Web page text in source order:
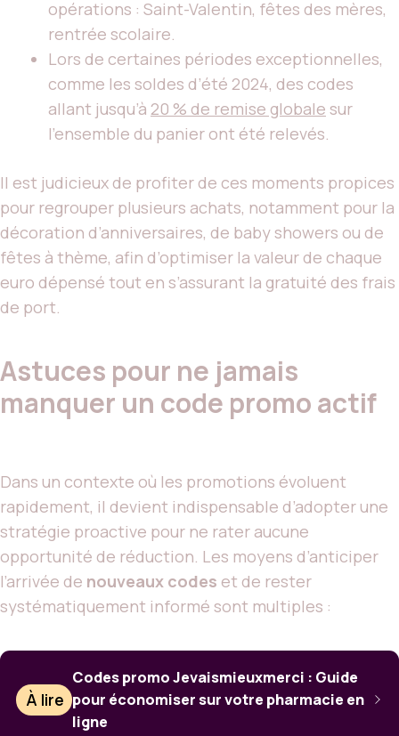
opérations : Saint-Valentin, fêtes des mères,
rentrée scolaire.
Lors de certaines périodes exceptionnelles,
comme les soldes d’été 2024, des codes
allant jusqu’à 20 % de remise globale sur
l’ensemble du panier ont été relevés.
Il est judicieux de profiter de ces moments propices
pour regrouper plusieurs achats, notamment pour la
décoration d’anniversaires, de baby showers ou de
fêtes à thème, afin d’optimiser la valeur de chaque
euro dépensé tout en s’assurant la gratuité des frais
de port.
Astuces pour ne jamais
manquer un code promo actif
Dans un contexte où les promotions évoluent
rapidement, il devient indispensable d’adopter une
stratégie proactive pour ne rater aucune
opportunité de réduction. Les moyens d’anticiper
l’arrivée de nouveaux codes et de rester
systématiquement informé sont multiples :
À lire
Codes promo Jevaismieuxmerci : Guide
pour économiser sur votre pharmacie en
ligne